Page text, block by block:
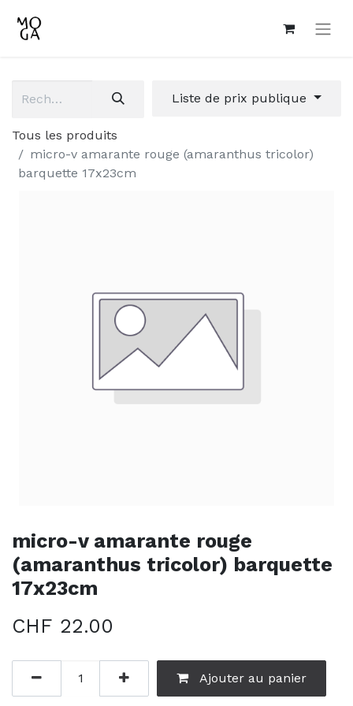
Liste de prix publique
Tous les produits
micro-v amarante rouge (amaranthus tricolor)
barquette 17x23cm
micro-v amarante rouge
(amaranthus tricolor) barquette
17x23cm
CHF 22.00
Ajouter au panier